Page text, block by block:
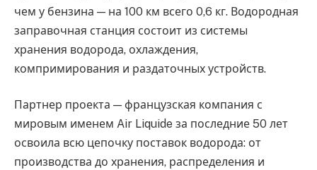
чем у бензина — на 100 км всего 0,6 кг. Водородная
заправочная станция состоит из системы
хранения водорода, охлаждения,
компримирования и раздаточных устройств.
Партнер проекта — французская компания с
мировым именем Air Liquide за последние 50 лет
освоила всю цепочку поставок водорода: от
производства до хранения, распределения и